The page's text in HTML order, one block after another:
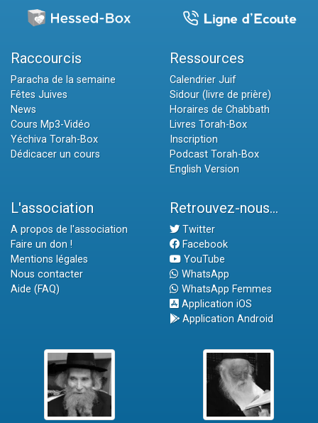
Raccourcis
Paracha de la semaine
Fêtes Juives
News
Cours Mp3-Vidéo
Yéchiva Torah-Box
Dédicacer un cours
Ressources
Calendrier Juif
Sidour (livre de prière)
Horaires de Chabbath
Livres Torah-Box
Inscription
Podcast Torah-Box
English Version
L'association
A propos de l'association
Faire un don !
Mentions légales
Nous contacter
Aide (FAQ)
Retrouvez-nous...
Twitter
Facebook
YouTube
WhatsApp
WhatsApp Femmes
Application iOS
Application Android